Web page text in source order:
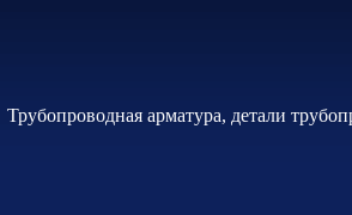
Трубопроводная арматура, детали